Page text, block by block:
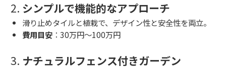
2. シンプルで機能的なアプローチ
滑り止めタイルと植栽で、デザイン性と安全性を両立。
費用目安 ：30万円～100万円
3. ナチュラルフェンス付きガーデン